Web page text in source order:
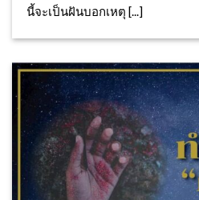
นี้จะเป็นฝันบอกเหตุ [...]